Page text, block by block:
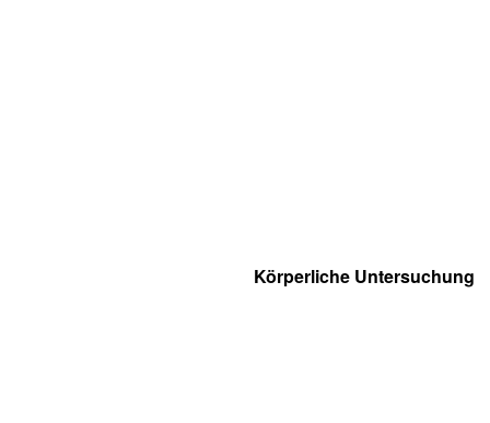
Körperliche Untersuchung